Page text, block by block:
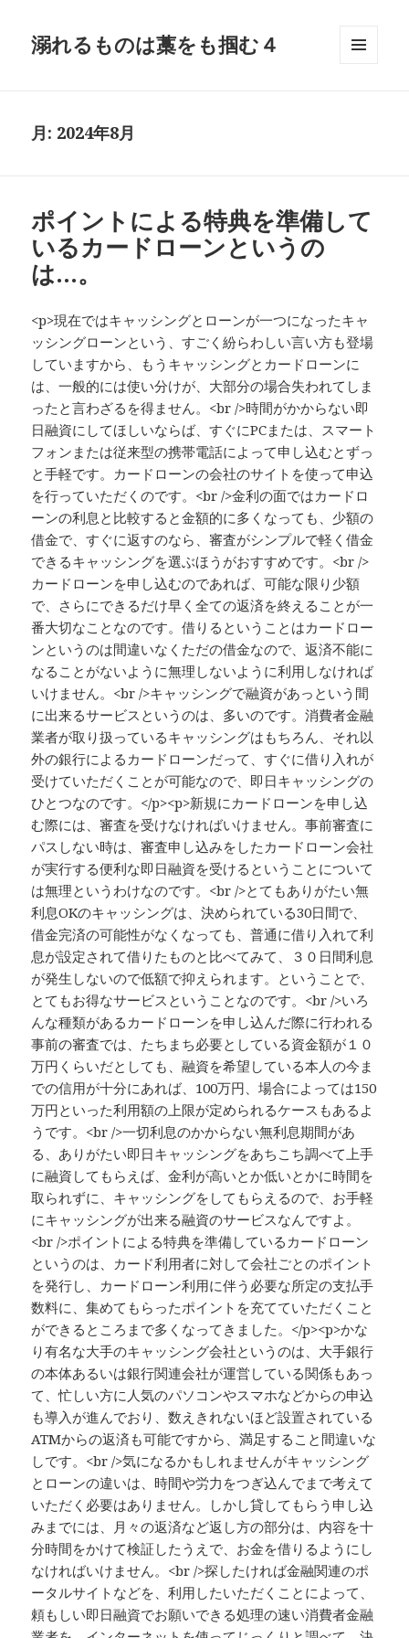
溺れるものは藁をも掴む４
月: 2024年8月
ポイントによる特典を準備して
いるカードローンというの
は…。
<p>現在ではキャッシングとローンが一つになったキャ
ッシングローンという、すごく紛らわしい言い方も登場
していますから、もうキャッシングとカードローンに
は、一般的には使い分けが、大部分の場合失われてしま
ったと言わざるを得ません。<br />時間がかからない即
日融資にしてほしいならば、すぐにPCまたは、スマート
フォンまたは従来型の携帯電話によって申し込むとずっ
と手軽です。カードローンの会社のサイトを使って申込
を行っていただくのです。<br />金利の面ではカードロ
ーンの利息と比較すると金額的に多くなっても、少額の
借金で、すぐに返すのなら、審査がシンプルで軽く借金
できるキャッシングを選ぶほうがおすすめです。<br />
カードローンを申し込むのであれば、可能な限り少額
で、さらにできるだけ早く全ての返済を終えることが一
番大切なことなのです。借りるということはカードロー
ンというのは間違いなくただの借金なので、返済不能に
なることがないように無理しないように利用しなければ
いけません。<br />キャッシングで融資があっという間
に出来るサービスというのは、多いのです。消費者金融
業者が取り扱っているキャッシングはもちろん、それ以
外の銀行によるカードローンだって、すぐに借り入れが
受けていただくことが可能なので、即日キャッシングの
ひとつなのです。</p><p>新規にカードローンを申し込
む際には、審査を受けなければいけません。事前審査に
パスしない時は、審査申し込みをしたカードローン会社
が実行する便利な即日融資を受けるということについて
は無理というわけなのです。<br />とてもありがたい無
利息OKのキャッシングは、決められている30日間で、
借金完済の可能性がなくなっても、普通に借り入れて利
息が設定されて借りたものと比べてみて、３０日間利息
が発生しないので低額で抑えられます。ということで、
とてもお得なサービスということなのです。<br />いろ
んな種類があるカードローンを申し込んだ際に行われる
事前の審査では、たちまち必要としている資金額が１０
万円くらいだとしても、融資を希望している本人の今ま
での信用が十分にあれば、100万円、場合によっては150
万円といった利用額の上限が定められるケースもあるよ
うです。<br />一切利息のかからない無利息期間があ
る、ありがたい即日キャッシングをあちこち調べて上手
に融資してもらえば、金利が高いとか低いとかに時間を
取られずに、キャッシングをしてもらえるので、お手軽
にキャッシングが出来る融資のサービスなんですよ。
<br />ポイントによる特典を準備しているカードローン
というのは、カード利用者に対して会社ごとのポイント
を発行し、カードローン利用に伴う必要な所定の支払手
数料に、集めてもらったポイントを充てていただくこと
ができるところまで多くなってきました。</p><p>かな
り有名な大手のキャッシング会社というのは、大手銀行
の本体あるいは銀行関連会社が運営している関係もあっ
て、忙しい方に人気のパソコンやスマホなどからの申込
も導入が進んでおり、数えきれないほど設置されている
ATMからの返済も可能ですから、満足すること間違いな
しです。<br />気になるかもしれませんがキャッシング
とローンの違いは、時間や労力をつぎ込んでまで考えて
いただく必要はありません。しかし貸してもらう申し込
みまでには、月々の返済など返し方の部分は、内容を十
分時間をかけて検証したうえで、お金を借りるようにし
なければいけません。<br />探したければ金融関連のポ
ータルサイトなどを、利用したいただくことによって、
頼もしい即日融資でお願いできる処理の速い消費者金融